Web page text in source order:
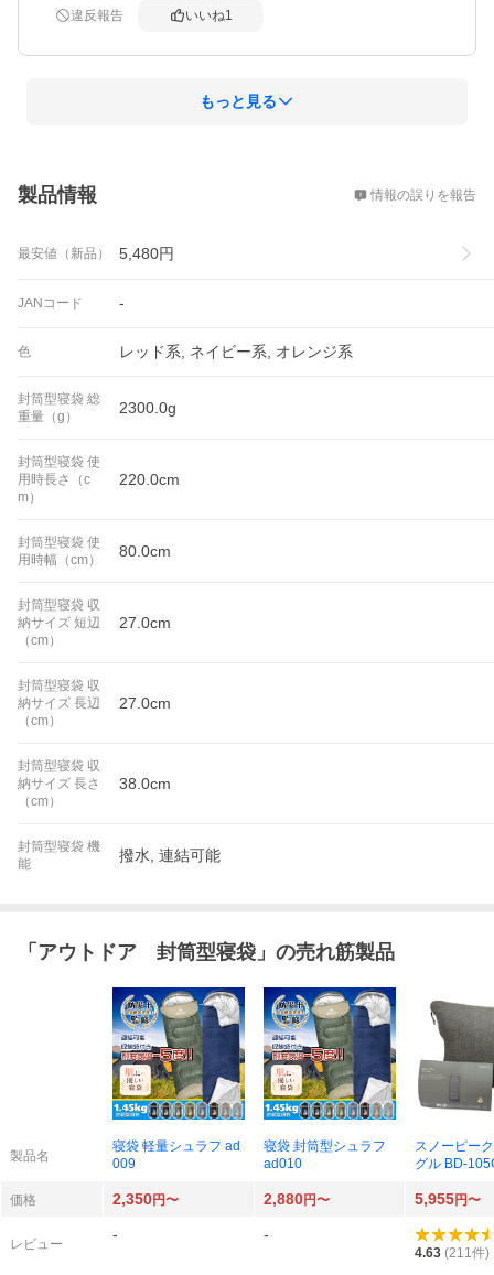
くて目が冷めてたので、、、。また、こちらのマイナス25
せんね。
違反報告 いいね1
もっと見る
製品情報 情報の誤りを報告
最安値（新品） 5,480円
JANコード -
色 レッド系, ネイビー系, オレンジ系
封筒型寝袋 総
重量（g）
2300.0g
封筒型寝袋 使
用時長さ（c
m）
220.0cm
封筒型寝袋 使
用時幅（cm）
80.0cm
封筒型寝袋 収
納サイズ 短辺
（cm）
27.0cm
封筒型寝袋 収
納サイズ 長辺
（cm）
27.0cm
封筒型寝袋 収
納サイズ 長さ
（cm）
38.0cm
封筒型寝袋 機
能
撥水, 連結可能
「 アウトドア 封筒型寝袋 」の売れ筋製品
製品名
寝袋 軽量シュラフ ad
009
寝袋 封筒型シュラフ
ad010
スノーピー
グル BD-
価格 2,350円〜 2,880円〜 5,955円〜
レビュー
- -
4.63 (211件)